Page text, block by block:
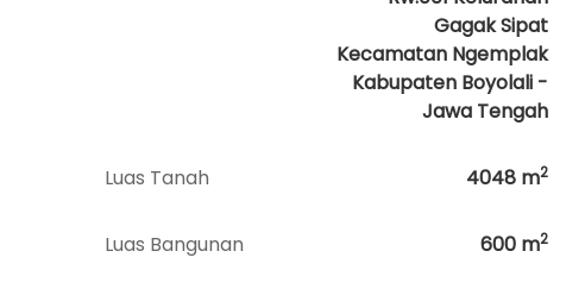
Gagak Sipat
Kecamatan Ngemplak
Kabupaten Boyolali -
Jawa Tengah
Luas Tanah 4048 m2
Luas Bangunan 600 m2